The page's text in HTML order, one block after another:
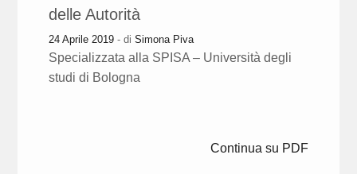
delle Autorità
24 Aprile 2019 - di Simona Piva
Specializzata alla SPISA – Università degli
studi di Bologna
Continua su PDF